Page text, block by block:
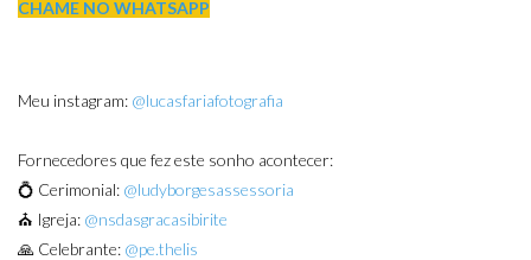
CHAME NO WHATSAPP
Meu instagram: @lucasfariafotografia
Fornecedores que fez este sonho acontecer:
💍 Cerimonial: @ludyborgesassessoria
⛪ Igreja: @nsdasgracasibirite
🙏 Celebrante: @pe.thelis